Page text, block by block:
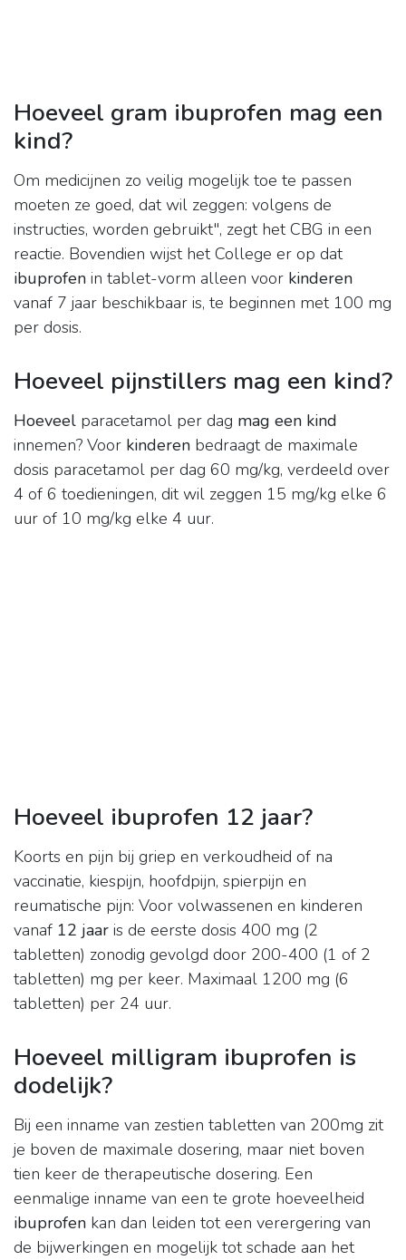
Hoeveel gram ibuprofen mag een
kind?
Om medicijnen zo veilig mogelijk toe te passen
moeten ze goed, dat wil zeggen: volgens de
instructies, worden gebruikt", zegt het CBG in een
reactie. Bovendien wijst het College er op dat
ibuprofen in tablet-vorm alleen voor kinderen
vanaf 7 jaar beschikbaar is, te beginnen met 100 mg
per dosis.
Hoeveel pijnstillers mag een kind?
Hoeveel paracetamol per dag mag een kind
innemen? Voor kinderen bedraagt de maximale
dosis paracetamol per dag 60 mg/kg, verdeeld over
4 of 6 toedieningen, dit wil zeggen 15 mg/kg elke 6
uur of 10 mg/kg elke 4 uur.
Hoeveel ibuprofen 12 jaar?
Koorts en pijn bij griep en verkoudheid of na
vaccinatie, kiespijn, hoofdpijn, spierpijn en
reumatische pijn: Voor volwassenen en kinderen
vanaf 12 jaar is de eerste dosis 400 mg (2
tabletten) zonodig gevolgd door 200-400 (1 of 2
tabletten) mg per keer. Maximaal 1200 mg (6
tabletten) per 24 uur.
Hoeveel milligram ibuprofen is
dodelijk?
Bij een inname van zestien tabletten van 200mg zit
je boven de maximale dosering, maar niet boven
tien keer de therapeutische dosering. Een
eenmalige inname van een te grote hoeveelheid
ibuprofen kan dan leiden tot een verergering van
de bijwerkingen en mogelijk tot schade aan het